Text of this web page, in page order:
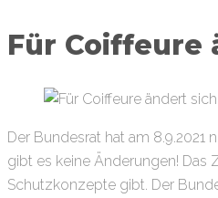
Für Coiffeure
Der Bundesrat hat am
gibt es keine Änderungen!
Schutzkonzepte gibt. Der